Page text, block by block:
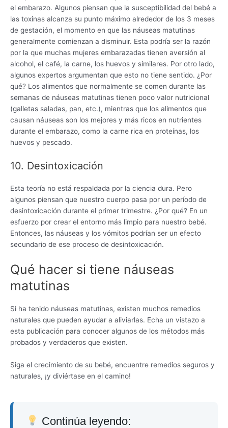
el embarazo. Algunos piensan que la susceptibilidad del bebé a
las toxinas alcanza su punto máximo alrededor de los 3 meses
de gestación, el momento en que las náuseas matutinas
generalmente comienzan a disminuir. Esta podría ser la razón
por la que muchas mujeres embarazadas tienen aversión al
alcohol, el café, la carne, los huevos y similares. Por otro lado,
algunos expertos argumentan que esto no tiene sentido. ¿Por
qué? Los alimentos que normalmente se comen durante las
semanas de náuseas matutinas tienen poco valor nutricional
(galletas saladas, pan, etc.), mientras que los alimentos que
causan náuseas son los mejores y más ricos en nutrientes
durante el embarazo, como la carne rica en proteínas, los
huevos y pescado.
10. Desintoxicación
Esta teoría no está respaldada por la ciencia dura. Pero
algunos piensan que nuestro cuerpo pasa por un período de
desintoxicación durante el primer trimestre. ¿Por qué? En un
esfuerzo por crear el entorno más limpio para nuestro bebé.
Entonces, las náuseas y los vómitos podrían ser un efecto
secundario de ese proceso de desintoxicación.
Qué hacer si tiene náuseas
matutinas
Si ha tenido náuseas matutinas, existen muchos remedios
naturales que pueden ayudar a aliviarlas. Echa un vistazo a
esta publicación para conocer algunos de los métodos más
probados y verdaderos que existen.
Siga el crecimiento de su bebé, encuentre remedios seguros y
naturales, ¡y diviértase en el camino!
Continúa leyendo: